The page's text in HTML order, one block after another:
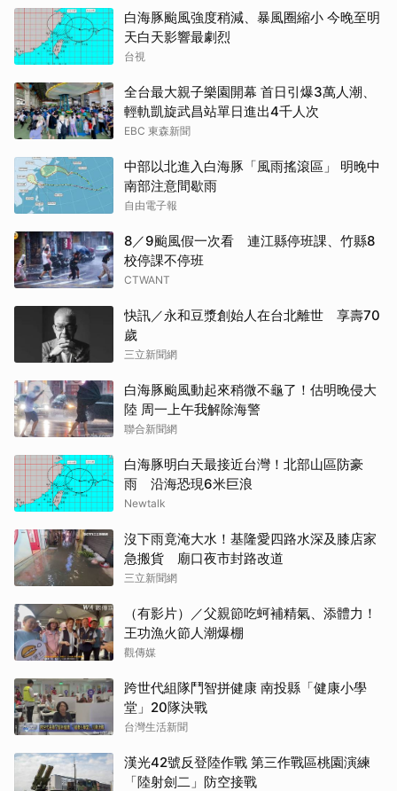
白海豚颱風強度稍減、暴風圈縮小 今晚至明
天白天影響最劇烈
台視
全台最大親子樂園開幕 首日引爆3萬人潮、
輕軌凱旋武昌站單日進出4千人次
EBC 東森新聞
中部以北進入白海豚「風雨搖滾區」 明晚中
南部注意間歇雨
自由電子報
8／9颱風假一次看 連江縣停班課、竹縣8
校停課不停班
CTWANT
快訊／永和豆漿創始人在台北離世 享壽70
歲
三立新聞網
白海豚颱風動起來稍微不龜了！估明晚侵大
陸 周一上午我解除海警
聯合新聞網
白海豚明白天最接近台灣！北部山區防豪
雨 沿海恐現6米巨浪
Newtalk
沒下雨竟淹大水！基隆愛四路水深及膝店家
急搬貨 廟口夜市封路改道
三立新聞網
（有影片）／父親節吃蚵補精氣、添體力！
王功漁火節人潮爆棚
觀傳媒
跨世代組隊鬥智拼健康 南投縣「健康小學
堂」20隊決戰
台灣生活新聞
漢光42號反登陸作戰 第三作戰區桃園演練
「陸射劍二」防空接戰